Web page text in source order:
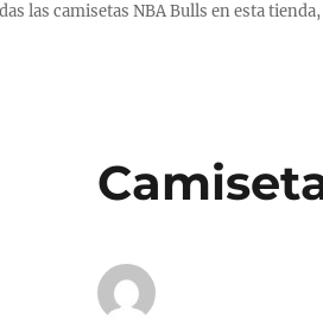
las camisetas NBA Bulls en esta